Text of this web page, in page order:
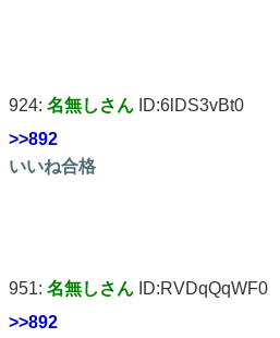
924: 名無しさん ID:6lDS3vBt0
>>892
いいね合格
951: 名無しさん ID:RVDqQqWF0
>>892